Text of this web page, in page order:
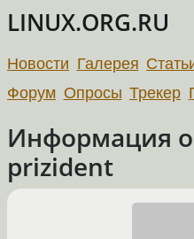
LINUX.ORG.RU
Новости Галерея
Форум Опросы Трекер
Информация о
prizident